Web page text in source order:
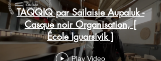
TAQQIQ par Sailaisie Aupaluk -
Casque noir Organisation, [
École Iguarsivik ]
Play Video